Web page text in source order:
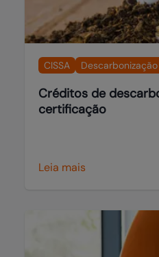
CISSA Descarbonização
Créditos de
certificação
Leia mais